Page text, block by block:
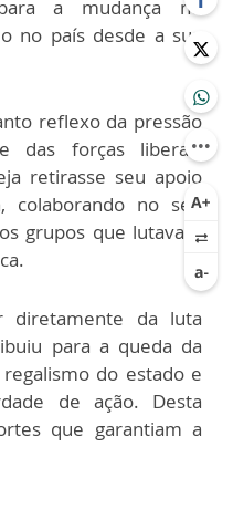
a mudança no
no país desde a sua
reflexo da pressão
das forças liberais
retirasse seu apoio
colaborando no seu
grupos que lutavam
diretamente da luta
para a queda da
do estado e
de ação. Desta
que garantiam a